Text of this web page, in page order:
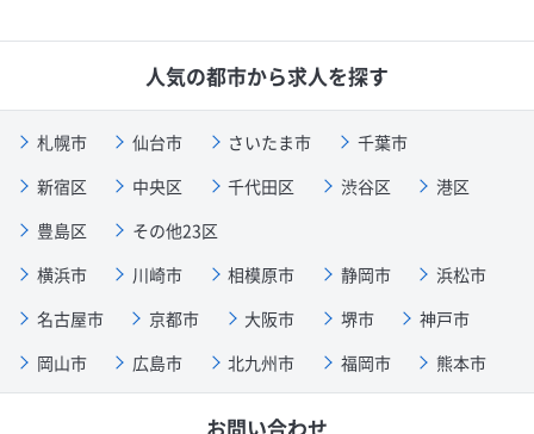
人気の都市から求人を探す
札幌市 仙台市 さいたま市
千葉市
新宿区
中央区 千代田区 渋谷区
港区
豊島区
その他23区
横浜市
川崎市 相模原市 静岡市
浜松市
名古屋市
京都市 大阪市 堺市
神戸市
岡山市
広島市 北九州市 福岡市 熊本市
お問い合わせ